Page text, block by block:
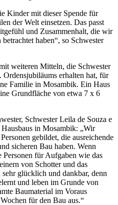
Kinder mit dieser Spende für
der Welt einsetzen. Das passt
und Zusammenhalt, die wir
haben“, so Schwester
weiteren Mitteln, die Schwester
erhalten hat, für
Familie in Mosambik. Ein Haus
Grundfläche von etwa 7 x 6
Schwester Leila de Souza e
in Mosambik: „Wir
gebildet, die ausreichende
sicheren Bau haben. Wenn
für Aufgaben wie das
von Schotter und das
glücklich und dankbar, denn
und leben im Grunde von
Baumaterial im Voraus
für den Bau aus.“